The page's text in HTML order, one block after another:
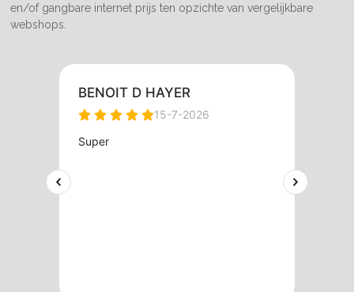
en/of gangbare internet prijs ten opzichte van vergelijkbare
webshops.